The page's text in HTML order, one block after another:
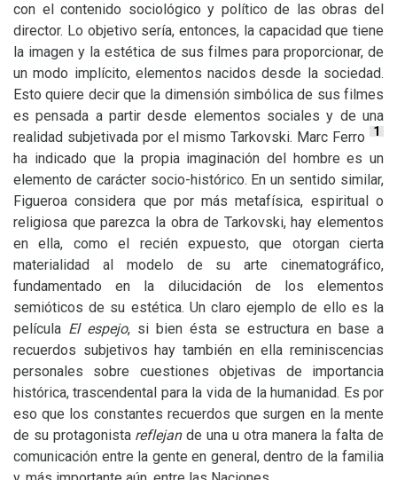
con el contenido sociológico y político de las obras del
director. Lo objetivo sería, entonces, la capacidad que tiene
la imagen y la estética de sus filmes para proporcionar, de
un modo implícito, elementos nacidos desde la sociedad.
Esto quiere decir que la dimensión simbólica de sus filmes
es pensada a partir desde elementos sociales y de una
realidad subjetivada por el mismo Tarkovski. Marc Ferro
1
ha indicado que la propia imaginación del hombre es un
elemento de carácter socio-histórico. En un sentido similar,
Figueroa considera que por más metafísica, espiritual o
religiosa que parezca la obra de Tarkovski, hay elementos
en ella, como el recién expuesto, que otorgan cierta
materialidad al modelo de su arte cinematográfico,
fundamentado en la dilucidación de los elementos
semióticos de su estética. Un claro ejemplo de ello es la
película El espejo, si bien ésta se estructura en base a
recuerdos subjetivos hay también en ella reminiscencias
personales sobre cuestiones objetivas de importancia
histórica, trascendental para la vida de la humanidad. Es por
eso que los constantes recuerdos que surgen en la mente
de su protagonista reflejande una u otra manera la falta de
comunicación entre la gente en general, dentro de la familia